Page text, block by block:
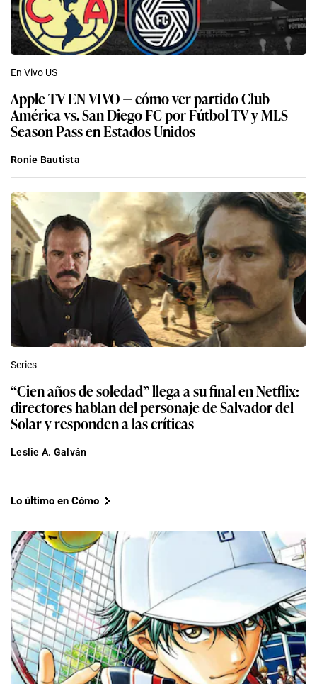
En Vivo US
Apple TV EN VIVO — cómo ver partido Club
América vs. San Diego FC por Fútbol TV y MLS
Season Pass en Estados Unidos
Ronie Bautista
Series
“Cien años de soledad” llega a su final en Netflix:
directores hablan del personaje de Salvador del
Solar y responden a las críticas
Leslie A. Galván
Lo último en Cómo